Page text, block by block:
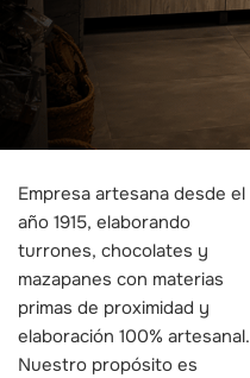
Empresa artesana desde el
año 1915, elaborando
turrones, chocolates y
mazapanes con materias
primas de proximidad y
elaboración 100% artesanal.
Nuestro propósito es